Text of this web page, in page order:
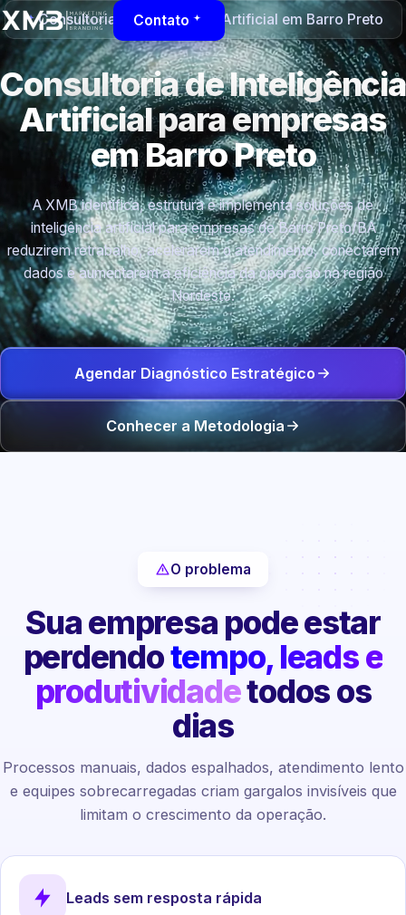
Contato
Consultoria de Inteligência Artificial em Barro Preto
Consultoria de Inteligência
Artificial para empresas
em Barro Preto
A XMB identifica, estrutura e implementa soluções de
inteligência artificial para empresas de Barro Preto/BA
reduzirem retrabalho, acelerarem o atendimento, conectarem
dados e aumentarem a eficiência da operação na região
Nordeste.
Agendar Diagnóstico Estratégico
Conhecer a Metodologia
O problema
Sua empresa pode estar
perdendotempo, leads e
produtividadetodos os
dias
Processos manuais, dados espalhados, atendimento lento
e equipes sobrecarregadas criam gargalos invisíveis que
limitam o crescimento da operação.
Leads sem resposta rápida